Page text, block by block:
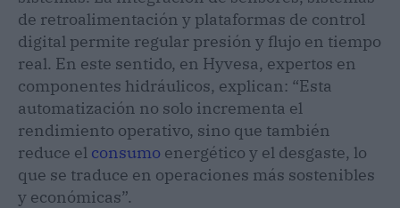
de retroalimentación y plataformas de control
digital permite regular presión y flujo en tiempo
real. En este sentido, en Hyvesa, expertos en
componentes hidráulicos, explican: “Esta
automatización no solo incrementa el
rendimiento operativo, sino que también
reduce el consumo energético y el desgaste, lo
que se traduce en operaciones más sostenibles
y económicas”.